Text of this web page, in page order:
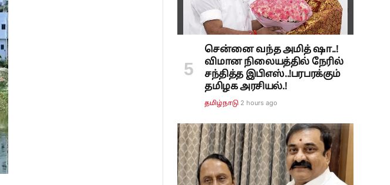
சென்னை வந்த அமித் ஷா..!
விமான நிலையத்தில் நேரில்
சந்தித்த இபிஎஸ்..!பரபரக்கும்
தமிழக அரசியல்.!
தமிழ்நாடு 2 hours ago